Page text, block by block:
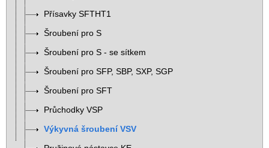
Přísavky SFTHT1
Šroubení pro S
Šroubení pro S - se sítkem
Šroubení pro SFP, SBP, SXP, SGP
Šroubení pro SFT
Průchodky VSP
Výkyvná šroubení VSV